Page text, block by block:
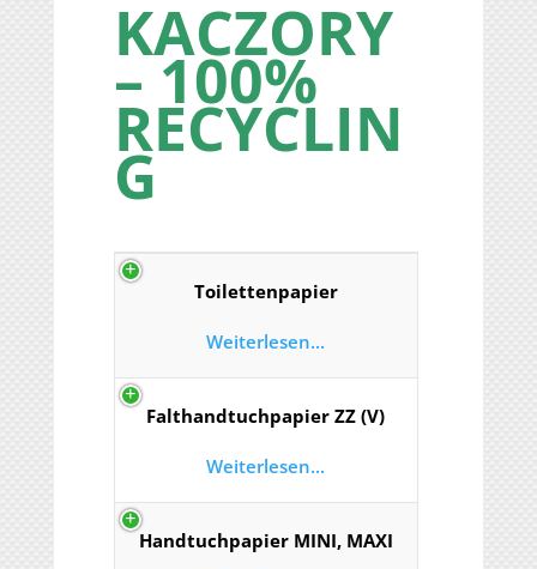
KACZORY
– 100%
RECYCLIN
G
Toilettenpapier
Weiterlesen...
Falthandtuchpapier ZZ (V)
Weiterlesen...
Handtuchpapier MINI, MAXI